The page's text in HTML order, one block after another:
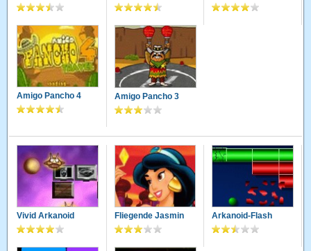
Amigo Pancho 4 Amigo Pancho 3
Vivid Arkanoid Fliegende Jasmin Arkanoid-Flash